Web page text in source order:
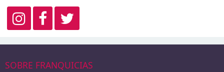
SOBRE FRANQUICIAS